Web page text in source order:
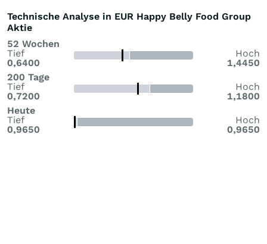
Technische Analyse in EUR Happy Belly Food Group
Aktie
52 Wochen
Tief
0,6400
Hoch
1,4450
200 Tage
Tief
0,7200
Hoch
1,1800
Heute
Tief
0,9650
Hoch
0,9650